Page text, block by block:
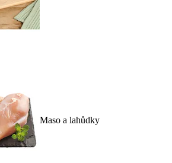
Maso a lahůdky